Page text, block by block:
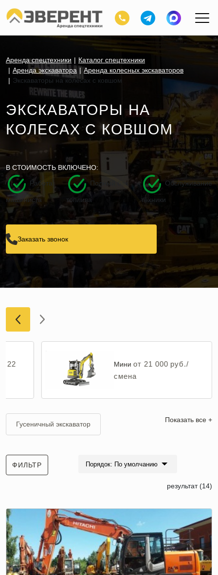
Аренда спецтехники
Каталог спецтехники
Аренда экскаватора
Аренда колесных экскаваторов
Экскаваторы на колесах с ковшом
ЭКСКАВАТОРЫ НА
КОЛЕСАХ С КОВШОМ
В СТОИМОСТЬ ВКЛЮЧЕНО:
Работа
машиниста
Полный бак
топлива
Обслуживание
техники
Заказать звонок
22 Мини от 21 000 руб./
смена
Гусеничный экскаватор
Равноколесный экскаватор-погрузчик
Показать все +
ФИЛЬТР Порядок: По умолчанию
результат (14)